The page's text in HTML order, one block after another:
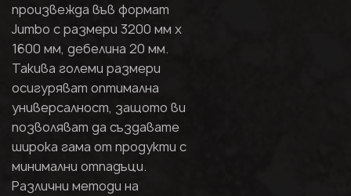
произвежда във формат
Jumbo с размери 3200 мм х
1600 мм, дебелина 20 мм.
Такива големи размери
осигуряват оптимална
универсалност, защото ви
позволяват да създавате
широка гама от продукти с
минимални отпадъци.
Различни методи на